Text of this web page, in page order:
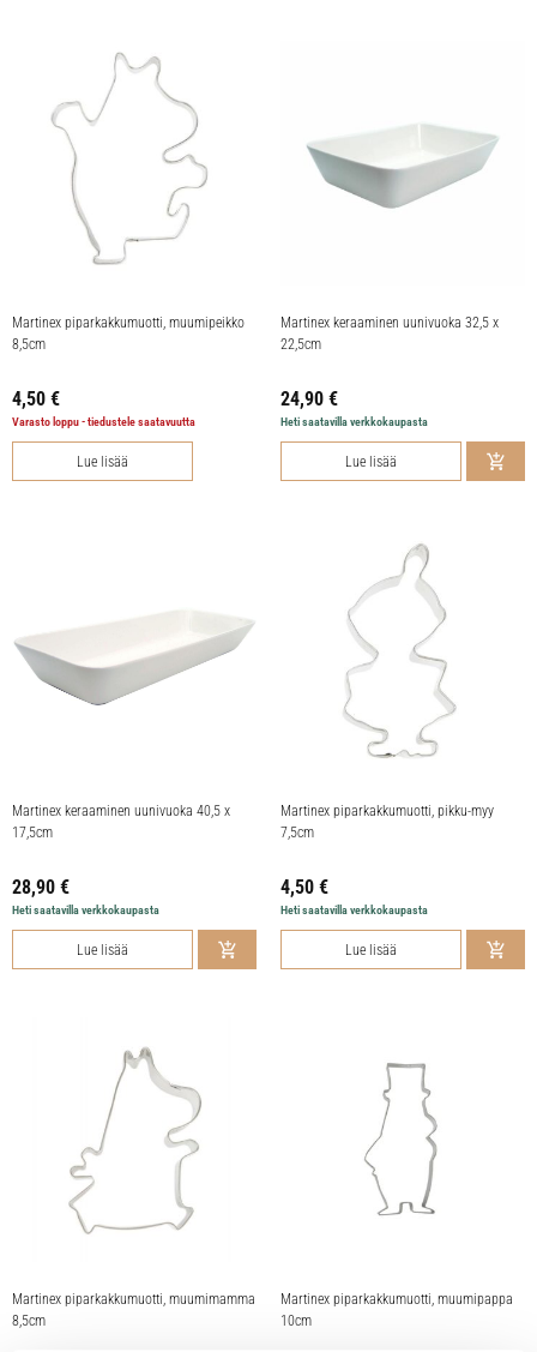
Martinex piparkakkumuotti, muumipeikko
8,5cm
4,50 €
Varasto loppu - tiedustele saatavuutta
Lue lisää
Martinex keraaminen uunivuoka 32,5 x
22,5cm
24,90 €
Heti saatavilla verkkokaupasta
Lue lisää
Martinex keraaminen uunivuoka 40,5 x
17,5cm
28,90 €
Heti saatavilla verkkokaupasta
Lue lisää
Martinex piparkakkumuotti, pikku-myy
7,5cm
4,50 €
Heti saatavilla verkkokaupasta
Lue lisää
Martinex piparkakkumuotti, muumimamma
8,5cm
Martinex piparkakkumuotti, muumipappa
10cm